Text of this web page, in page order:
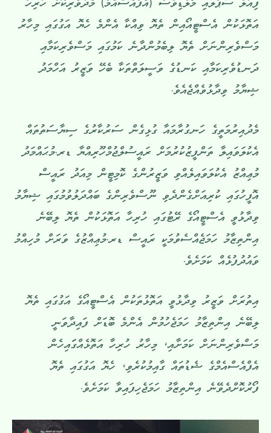
ފިއުލް ސަޕްލައި މޯލްޑިވްސް (އެފްއެސްއެމް) މެދުވެރިކޮށް ހުރިހާ
އަތޮޅަކުން އެސްޓީއޯއިން ތެޔޮ ވިއްކާ އެންމެ ހެޔޮ އަގުގައި މިހާރު
މަސްވެރިންނަށް ތެޔޮ ލިބެމުންދާނެ ކަމުގައި މަސްވެރިކަމާއި
ދަނޑުވެރިކަމާއި ކަނޑުގެ ވަސީލަތްތަކާ ބެހޭ ވަޒީރު އަހްމަދު
ޝިޔާމު ވިދާޅުވެއްޖެއެވެ.
މެދުއިރުމަތީގެ ހަނގުރާމައާ ގުޅިގެން ސަރުކާރުގެ ސިޔާސަތުތައް
އެކުލަވައިލާ ތަންފީޒުކުރުމަށް ރައީސުލްޖުމްހޫރިއްޔާ ޑރ.މުޙައްމަދު
މުޢިއްޒު އެކުލަވައިލެއްވި ވަޒީރުންގެ ކޮމިޓީން މިއަދު ރައީސް
އޮފީހުގައި ކުރިއަށްގެންދެވި ނޫސްވެރިންގެ ބައްދަލުވުމުގައި ޝިޔާމު
ވިދާޅުވީ އެސްޓީއޯގެ ރޭޓުގައި ހުރިހާ އަތޮޅަކުން ތެޔޮ ލިބޭނެ
އިންތިޒާމު ހަމަޖެއްސެވުމަކީ ރައީސް ޑރ.މުޢިއްޒުގެ ވަރަށް މުހިއްމު
ވައުދުފުޅެއް ކަމަށެވެ.
އިތުރަށް ވަޒީރު ވިދާޅުވީ އަތޮޅުތަކުން އެސްޓީއޯގެ އަގުގައި ތެޔޮ
ލިބޭނެ އިންތިޒާމު ހަމަޖެހުމުން އެންމެ ބޮޑަށް ފައިދާވަނީ
މަސްވެރިންނަށް ކަމަށާއި، މިހާރު ހުރިހާ އަތޮޅެއްގަައިހެން
އެފްއެސްއެމްގެ ޝެޑުތައް ގާއިމުކުރެވި، ހެޔޮ އަގުގައި ތެޔޮ
ފޯރުކޮށްދެވޭނެ އިންތިޒާމު ހަމަޖެހިފައިވާ ކަމަށެވެ.